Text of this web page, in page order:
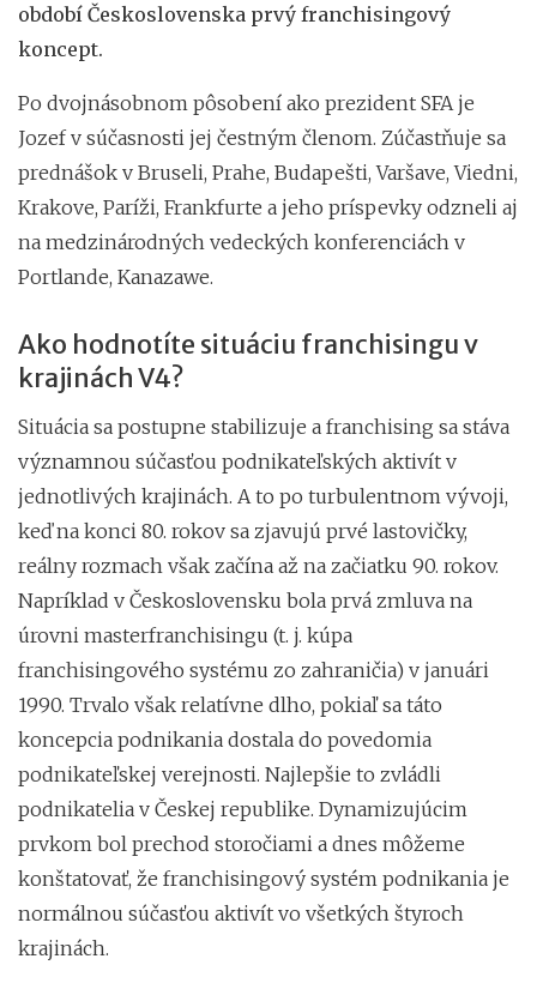
období Československa prvý franchisingový
koncept.
Po dvojnásobnom pôsobení ako prezident SFA je
Jozef v súčasnosti jej čestným členom. Zúčastňuje sa
prednášok v Bruseli, Prahe, Budapešti, Varšave, Viedni,
Krakove, Paríži, Frankfurte a jeho príspevky odzneli aj
na medzinárodných vedeckých konferenciách v
Portlande, Kanazawe.
Ako hodnotíte situáciu franchisingu v
krajinách V4?
Situácia sa postupne stabilizuje a franchising sa stáva
významnou súčasťou podnikateľských aktivít v
jednotlivých krajinách. A to po turbulentnom vývoji,
keď na konci 80. rokov sa zjavujú prvé lastovičky,
reálny rozmach však začína až na začiatku 90. rokov.
Napríklad v Československu bola prvá zmluva na
úrovni masterfranchisingu (t. j. kúpa
franchisingového systému zo zahraničia) v januári
1990. Trvalo však relatívne dlho, pokiaľ sa táto
koncepcia podnikania dostala do povedomia
podnikateľskej verejnosti. Najlepšie to zvládli
podnikatelia v Českej republike. Dynamizujúcim
prvkom bol prechod storočiami a dnes môžeme
konštatovať, že franchisingový systém podnikania je
normálnou súčasťou aktivít vo všetkých štyroch
krajinách.